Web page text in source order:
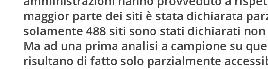
maggior parte dei siti è stata dichiarata
solamente 488 siti sono stati dichiarati
Ma ad una prima analisi a campione su
risultano di fatto solo parzialmente